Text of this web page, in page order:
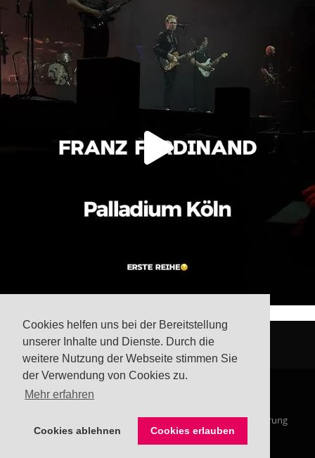
Cookies helfen uns bei der Bereitstellung
unserer Inhalte und Dienste. Durch die
weitere Nutzung der Webseite stimmen Sie
der Verwendung von Cookies zu.
Mehr erfahren
Cookies ablehnen Cookies erlauben
Impressum Datenschutzerklärung